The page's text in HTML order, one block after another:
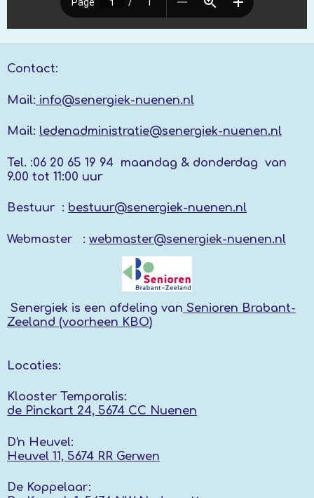
Contact:
Mail: info@senergiek-nuenen.nl
Mail: ledenadministratie@senergiek-nuenen.nl
Tel. :06 20 65 19 94 maandag & donderdag van
9.00 tot 11:00 uur
Bestuur : bestuur@senergiek-nuenen.nl
Webmaster : webmaster@senergiek-nuenen.nl
Senergiek is een afdeling van Senioren Brabant-
Zeeland (voorheen KBO)
Locaties:
Klooster Temporalis:
de Pinckart 24, 5674 CC Nuenen
D'n Heuvel:
Heuvel 11, 5674 RR Gerwen
De Koppelaar: